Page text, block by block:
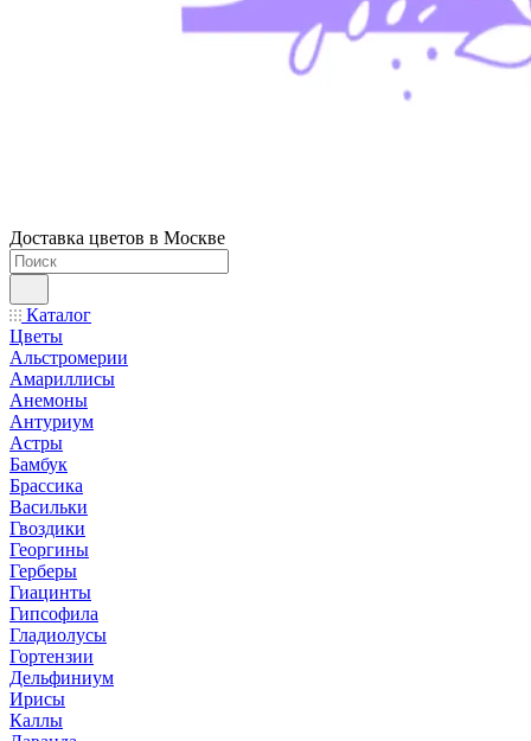
Доставка цветов в Москве
Каталог
Цветы
Альстромерии
Амариллисы
Анемоны
Антуриум
Астры
Бамбук
Брассика
Васильки
Гвоздики
Георгины
Герберы
Гиацинты
Гипсофила
Гладиолусы
Гортензии
Дельфиниум
Ирисы
Каллы